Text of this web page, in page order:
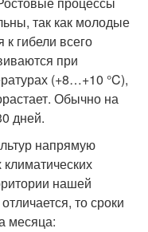
так как молодые
гибели всего
при
(+8…+10 °C),
Обычно на
дней.
напрямую
нашей
то сроки
месяца: